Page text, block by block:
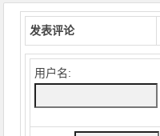
发表评论
用户名: